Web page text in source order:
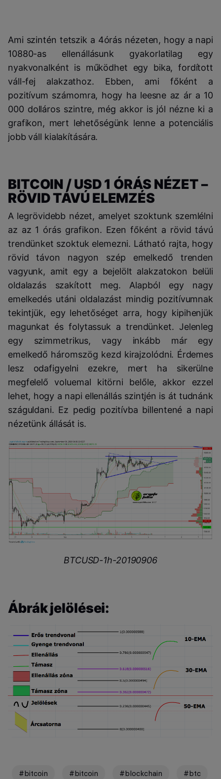
Ami szintén tetszik a 4órás nézeten, hogy a napi
10880-as ellenállásunk gyakorlatilag egy
nyakvonalként is működhet egy bika, fordított
váll-fej alakzathoz. Ebben, ami főként a
pozitívum számomra, hogy ha leesne az ár a 10
000 dolláros szintre, még akkor is jól nézne ki a
grafikon, mert lehetőségünk lenne a potenciális
jobb váll kialakítására.
BITCOIN / USD 1 ÓRÁS NÉZET –
RÖVID TÁVÚ ELEMZÉS
A legrövidebb nézet, amelyet szoktunk szemlélni
az az 1 órás grafikon. Ezen főként a rövid távú
trendünket szoktuk elemezni. Látható rajta, hogy
rövid távon nagyon szép emelkedő trenden
vagyunk, amit egy a bejelölt alakzatokon belüli
oldalazás szakított meg. Alapból egy nagy
emelkedés utáni oldalazást mindig pozitívumnak
tekintjük, egy lehetőséget arra, hogy kipihenjük
magunkat és folytassuk a trendünket. Jelenleg
egy szimmetrikus, vagy inkább már egy
emelkedő háromszög kezd kirajzolódni. Érdemes
lesz odafigyelni ezekre, mert ha sikerülne
megfelelő voluemal kitörni belőle, akkor ezzel
lehet, hogy a napi ellenállás szintjén is át tudnánk
száguldani. Ez pedig pozitívba billentené a napi
nézetünk állását is.
BTCUSD-1h-20190906
Ábrák jelölései:
#bitcoin #bitcoin #blockchain
#btc